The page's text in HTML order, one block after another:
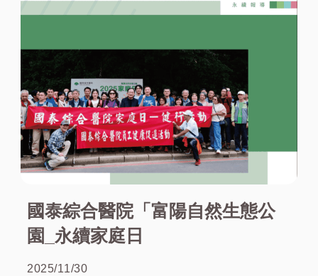
國泰綜合醫院「富陽自然生態公
園_永續家庭日
2025/11/30